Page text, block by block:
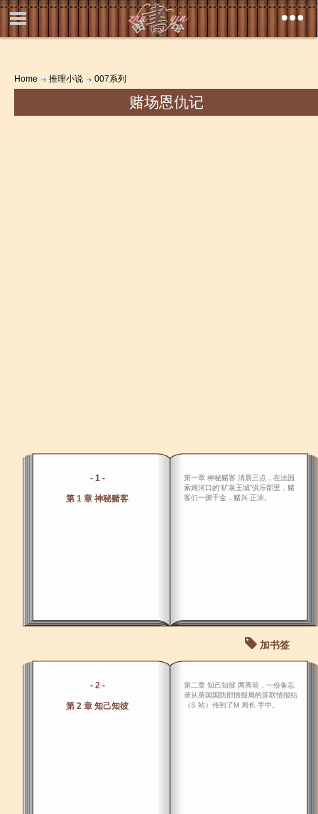
Home 推理小说 007系列
赌场恩仇记
- 1 -
第 1 章 神秘赌客
第一章 神秘赌客 清晨三点，在法国
索姆河口的“矿泉王城”俱乐部里，赌
客们一掷千金，赌兴 正浓。
加书签
- 2 -
第 2 章 知己知彼
第二章 知己知彼 两周前，一份备忘
录从英国国防部情报局的苏联情报站
（S 站）传到了M 局长 手中。